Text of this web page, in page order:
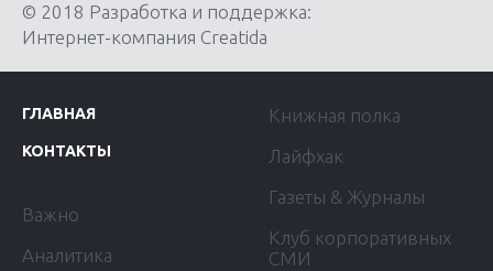
© 2018 Разработка и поддержка:
Интернет-компания Creatida
ГЛАВНАЯ
КОНТАКТЫ
Важно
Аналитика
Книжная полка
Лайфхак
Газеты & Журналы
Клуб корпоративных
СМИ